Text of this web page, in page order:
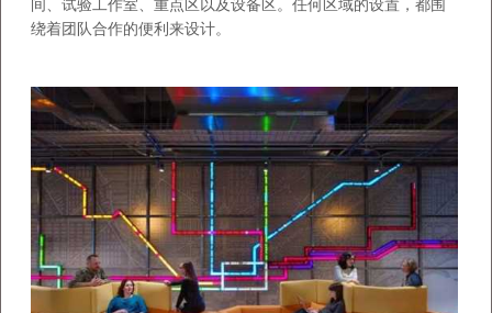
间、试验工作室、重点区以及设备区。任何区域的设置，都围
绕着团队合作的便利来设计。